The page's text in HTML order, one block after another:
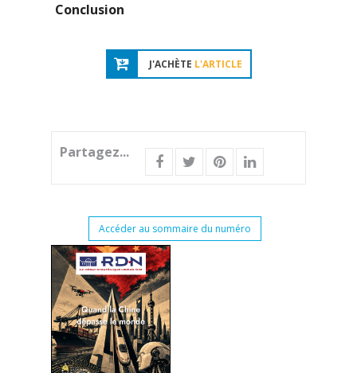
Conclusion
J'ACHÈTE L'ARTICLE
Partagez...
Accéder au sommaire du numéro